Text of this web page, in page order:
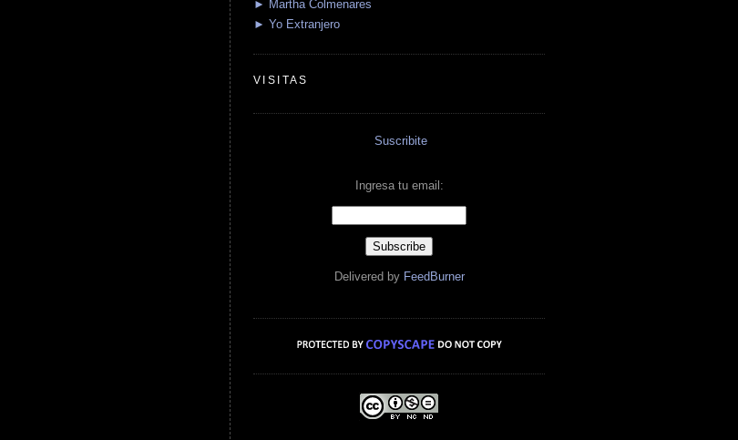
► Martha Colmenares
► Yo Extranjero
VISITAS
Suscribite
Ingresa tu email:
Delivered by FeedBurner